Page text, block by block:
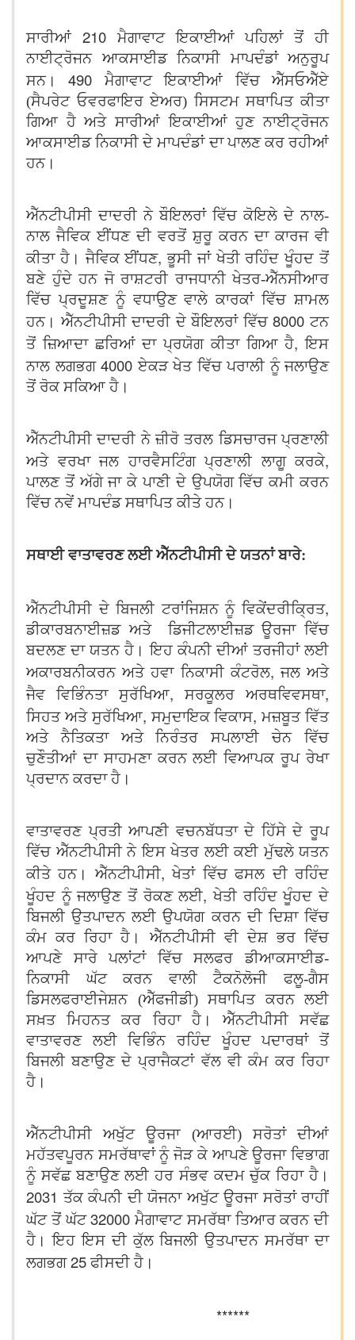
ਸਾਰੀਆਂ 210ਮੈਗਾਵਾਟ ਇਕਾਈਆਂ ਪਹਿਲਾਂ ਤੋਂ ਹੀ
ਨਾਈਟ੍ਰੋਜਨ ਆਕਸਾਈਡ ਨਿਕਾਸੀ ਮਾਪਦੰਡਾਂ ਅਨੁਰੂਪ
ਸਨ।490 ਮੈਗਾਵਾਟ ਇਕਾਈਆਂ ਵਿੱਚ ਐੱਸਓਐੱਏ
(ਸੈਪਰੇਟ ਓਵਰਫਾਇਰ ਏਅਰ) ਸਿਸਟਮ ਸਥਾਪਿਤ ਕੀਤਾ
ਗਿਆ ਹੈ ਅਤੇ ਸਾਰੀਆਂ ਇਕਾਈਆਂ ਹੁਣ ਨਾਈਟ੍ਰੋਜਨ
ਆਕਸਾਈਡ ਨਿਕਾਸੀ ਦੇ ਮਾਪਦੰਡਾਂ ਦਾ ਪਾਲਣ ਕਰ ਰਹੀਆਂ
ਹਨ।
ਐੱਨਟੀਪੀਸੀ ਦਾਦਰੀ ਨੇ ਬੌਇਲਰਾਂ ਵਿੱਚ ਕੋਇਲੇ ਦੇ ਨਾਲ-
ਨਾਲ ਜੈਵਿਕ ਈਂਧਣ ਦੀ ਵਰਤੋਂ ਸ਼ੁਰੂ ਕਰਨ ਦਾ ਕਾਰਜ ਵੀ
ਕੀਤਾ ਹੈ। ਜੈਵਿਕ ਈਂਧਣ,ਭੂਸੀ ਜਾਂ ਖੇਤੀ ਰਹਿੰਦ ਖੂੰਹਦ ਤੋਂ
ਬਣੇ ਹੁੰਦੇ ਹਨ ਜੋ ਰਾਸ਼ਟਰੀ ਰਾਜਧਾਨੀ ਖੇਤਰ-ਐੱਨਸੀਆਰ
ਵਿੱਚ ਪ੍ਰਦੂਸ਼ਣ ਨੂੰ ਵਧਾਉਣ ਵਾਲੇ ਕਾਰਕਾਂ ਵਿੱਚ ਸ਼ਾਮਲ
ਹਨ। ਐੱਨਟੀਪੀਸੀ ਦਾਦਰੀ ਦੇ ਬੌਇਲਰਾਂ ਵਿੱਚ8000 ਟਨ
ਤੋਂ ਜ਼ਿਆਦਾ ਛਰਿਆਂ ਦਾ ਪ੍ਰਯੋਗ ਕੀਤਾ ਗਿਆ ਹੈ,ਇਸ
ਨਾਲ ਲਗਭਗ 4000 ਏਕੜ ਖੇਤ ਵਿੱਚ ਪਰਾਲੀ ਨੂੰ ਜਲਾਉਣ
ਤੋਂ ਰੋਕ ਸਕਿਆ ਹੈ।
ਐੱਨਟੀਪੀਸੀ ਦਾਦਰੀ ਨੇ ਜ਼ੀਰੋ ਤਰਲ ਡਿਸਚਾਰਜ ਪ੍ਰਣਾਲੀ
ਅਤੇ ਵਰਖਾ ਜਲ ਹਾਰਵੈਸਟਿੰਗ ਪ੍ਰਣਾਲੀ ਲਾਗੂ ਕਰਕੇ,
ਪਾਲਣ ਤੋਂ ਅੱਗੇ ਜਾ ਕੇ ਪਾਣੀ ਦੇ ਉਪਯੋਗ ਵਿੱਚ ਕਮੀ ਕਰਨ
ਵਿੱਚ ਨਵੇਂ ਮਾਪਦੰਡ ਸਥਾਪਿਤ ਕੀਤੇ ਹਨ।
ਸਥਾਈ ਵਾਤਾਵਰਣ ਲਈ ਐੱਨਟੀਪੀਸੀ ਦੇ ਯਤਨਾਂ ਬਾਰੇ:
ਐੱਨਟੀਪੀਸੀ ਦੇ ਬਿਜਲੀ ਟਰਾਂਜਿਸ਼ਨ ਨੂੰ ਵਿਕੇਂਦਰੀਕ੍ਰਿਤ,
ਡੀਕਾਰਬਨਾਈਜ਼ਡ ਅਤੇ ਡਿਜੀਟਲਾਈਜ਼ਡ ਊਰਜਾ ਵਿੱਚ
ਬਦਲਣ ਦਾ ਯਤਨ ਹੈ। ਇਹ ਕੰਪਨੀ ਦੀਆਂ ਤਰਜੀਹਾਂ ਲਈ
ਅਕਾਰਬਨੀਕਰਨ ਅਤੇ ਹਵਾ ਨਿਕਾਸੀ ਕੰਟਰੋਲ,ਜਲ ਅਤੇ
ਜੈਵ ਵਿਭਿੰਨਤਾ ਸੁਰੱਖਿਆ,ਸਰਕੂਲਰ ਅਰਥਵਿਵਸਥਾ,
ਸਿਹਤ ਅਤੇ ਸੁਰੱਖਿਆ,ਸਮੁਦਾਇਕ ਵਿਕਾਸ,ਮਜ਼ਬੂਤ ਵਿੱਤ
ਅਤੇ ਨੈਤਿਕਤਾ ਅਤੇ ਨਿਰੰਤਰ ਸਪਲਾਈ ਚੇਨ ਵਿੱਚ
ਚੁਣੌਤੀਆਂ ਦਾ ਸਾਹਮਣਾ ਕਰਨ ਲਈ ਵਿਆਪਕ ਰੂਪ ਰੇਖਾ
ਪ੍ਰਦਾਨ ਕਰਦਾ ਹੈ।
ਵਾਤਾਵਰਣ ਪ੍ਰਤੀ ਆਪਣੀ ਵਚਨਬੱਧਤਾ ਦੇ ਹਿੱਸੇ ਦੇ ਰੂਪ
ਵਿੱਚ ਐੱਨਟੀਪੀਸੀ ਨੇ ਇਸ ਖੇਤਰ ਲਈ ਕਈ ਮੁੱਢਲੇ ਯਤਨ
ਕੀਤੇ ਹਨ। ਐੱਨਟੀਪੀਸੀ,ਖੇਤਾਂ ਵਿੱਚ ਫਸਲ ਦੀ ਰਹਿੰਦ
ਖੂੰਹਦ ਨੂੰ ਜਲਾਉਣ ਤੋਂ ਰੋਕਣ ਲਈ,ਖੇਤੀ ਰਹਿੰਦ ਖੂੰਹਦ ਦੇ
ਬਿਜਲੀ ਉਤਪਾਦਨ ਲਈ ਉਪਯੋਗ ਕਰਨ ਦੀ ਦਿਸ਼ਾ ਵਿੱਚ
ਕੰਮ ਕਰ ਰਿਹਾ ਹੈ। ਐੱਨਟੀਪੀਸੀ ਵੀ ਦੇਸ਼ ਭਰ ਵਿੱਚ
ਆਪਣੇ ਸਾਰੇ ਪਲਾਂਟਾਂ ਵਿੱਚ ਸਲਫਰ ਡੀਆਕਸਾਈਡ-
ਨਿਕਾਸੀ ਘੱਟ ਕਰਨ ਵਾਲੀ ਟੈਕਨੋਲੋਜੀ ਫਲੂ-ਗੈਸ
ਡਿਸਲਫਰਾਈਜੇਸ਼ਨ (ਐੱਫਜੀਡੀ) ਸਥਾਪਿਤ ਕਰਨ ਲਈ
ਸਖ਼ਤ ਮਿਹਨਤ ਕਰ ਰਿਹਾ ਹੈ। ਐੱਨਟੀਪੀਸੀ ਸਵੱਛ
ਵਾਤਾਵਰਣ ਲਈ ਵਿਭਿੰਨ ਰਹਿੰਦ ਖੂੰਹਦ ਪਦਾਰਥਾਂ ਤੋਂ
ਬਿਜਲੀ ਬਣਾਉਣ ਦੇ ਪ੍ਰਾਜੈਕਟਾਂ ਵੱਲ ਵੀ ਕੰਮ ਕਰ ਰਿਹਾ
ਹੈ।
ਐੱਨਟੀਪੀਸੀ ਅਖੁੱਟ ਊਰਜਾ (ਆਰਈ) ਸਰੋਤਾਂ ਦੀਆਂ
ਮਹੱਤਵਪੂਰਨ ਸਮਰੱਥਾਵਾਂ ਨੂੰ ਜੋੜ ਕੇ ਆਪਣੇ ਊਰਜਾ ਵਿਭਾਗ
ਨੂੰ ਸਵੱਛ ਬਣਾਉਣ ਲਈ ਹਰ ਸੰਭਵ ਕਦਮ ਚੁੱਕ ਰਿਹਾ ਹੈ।
2031 ਤੱਕ ਕੰਪਨੀ ਦੀ ਯੋਜਨਾ ਅਖੁੱਟ ਊਰਜਾ ਸਰੋਤਾਂ ਰਾਹੀਂ
ਘੱਟ ਤੋਂ ਘੱਟ32000 ਮੈਗਾਵਾਟ ਸਮਰੱਥਾ ਤਿਆਰ ਕਰਨ ਦੀ
ਹੈ। ਇਹ ਇਸ ਦੀ ਕੁੱਲ ਬਿਜਲੀ ਉਤਪਾਦਨ ਸਮਰੱਥਾ ਦਾ
ਲਗਭਗ25ਫੀਸਦੀ ਹੈ।
******